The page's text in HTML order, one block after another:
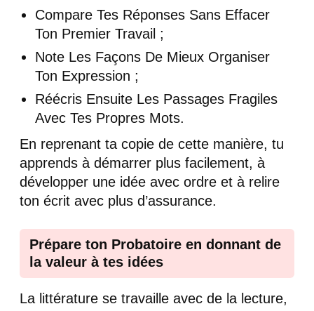
Compare Tes Réponses Sans Effacer
Ton Premier Travail ;
Note Les Façons De Mieux Organiser
Ton Expression ;
Réécris Ensuite Les Passages Fragiles
Avec Tes Propres Mots.
En reprenant ta copie de cette manière, tu
apprends à démarrer plus facilement, à
développer une idée avec ordre et à relire
ton écrit avec plus d’assurance.
Prépare ton Probatoire en donnant de
la valeur à tes idées
La littérature se travaille avec de la lecture,